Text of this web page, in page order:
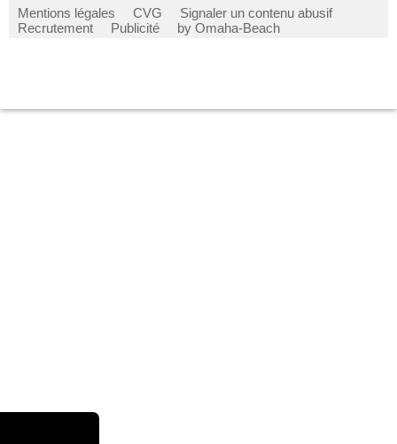
Mentions légales CVG
Signaler un contenu abusif
Recrutement
Publicité by Omaha-Beach